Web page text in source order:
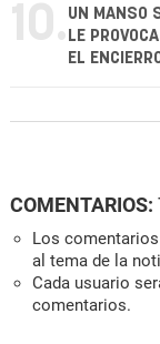
10. UN MANSO
LE
EL
COMENTARIOS:
Los
al tema de la
Cada usuario
comentarios.